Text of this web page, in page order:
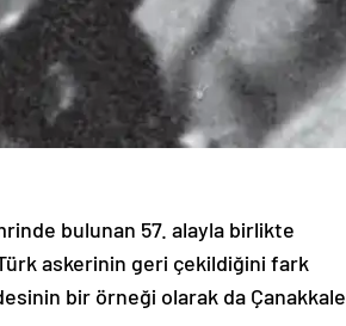
bulunan 57. alayla birlikte
askerinin geri çekildiğini fark
bir örneği olarak da Çanakkale